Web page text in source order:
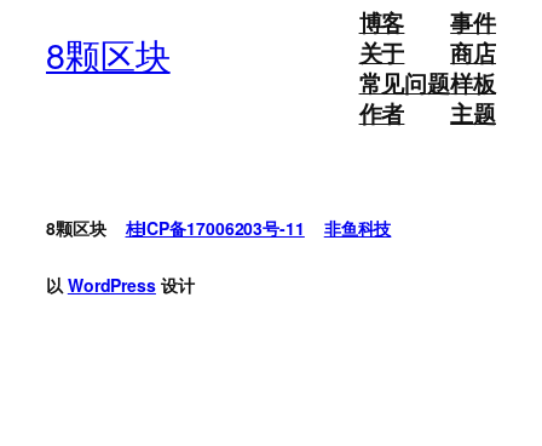
8颗区块
博客
关于
常见问题
作者
事件
商店
样板
主题
8颗区块 桂ICP备17006203号-11 非鱼科技
以 WordPress设计